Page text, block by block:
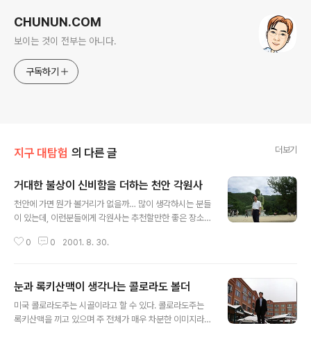
CHUNUN.COM
보이는 것이 전부는 아니다.
구독하기
지구 대탐험 의 다른 글 더보기
거대한 불상이 신비함을 더하는 천안 각원사
천안에 가면 뭔가 볼거리가 없을까… 많이 생각하시는 분들
이 있는데, 이런분들에게 각원사는 추천할만한 좋은 장소
창건된 사찰로, 우리가 통상 알고 있는 사찰에 비해 오랜 전
눈길을 끄는 것은 바로 저 큰 불상이다. 청동대불이라 불리
우는 이 불상은 각원사를 대표하는 대표적인 볼거리이자
각원사에 들르는 사람들이 제일 좋아하는 사진 촬영장소이
0 0 2001. 8. 30.
눈과 록키산맥이 생각나는 콜로라도 볼더
미국 콜로라도주는 시골이라고 할 수 있다. 콜로라도주는
록키산맥을 끼고 있으며 주 전체가 매우 차분한 이미지라